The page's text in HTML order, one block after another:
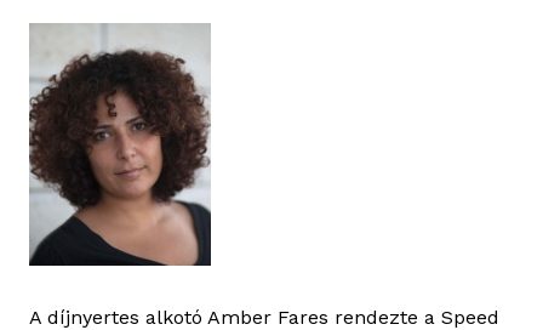
A díjnyertes alkotó Amber Fares rendezte a Speed